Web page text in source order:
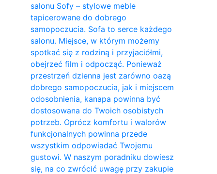
salonu Sofy – stylowe meble
tapicerowane do dobrego
samopoczucia. Sofa to serce każdego
salonu. Miejsce, w którym możemy
spotkać się z rodziną i przyjaciółmi,
obejrzeć film i odpocząć. Ponieważ
przestrzeń dzienna jest zarówno oazą
dobrego samopoczucia, jak i miejscem
odosobnienia, kanapa powinna być
dostosowana do Twoich osobistych
potrzeb. Oprócz komfortu i walorów
funkcjonalnych powinna przede
wszystkim odpowiadać Twojemu
gustowi. W naszym poradniku dowiesz
się, na co zwrócić uwagę przy zakupie